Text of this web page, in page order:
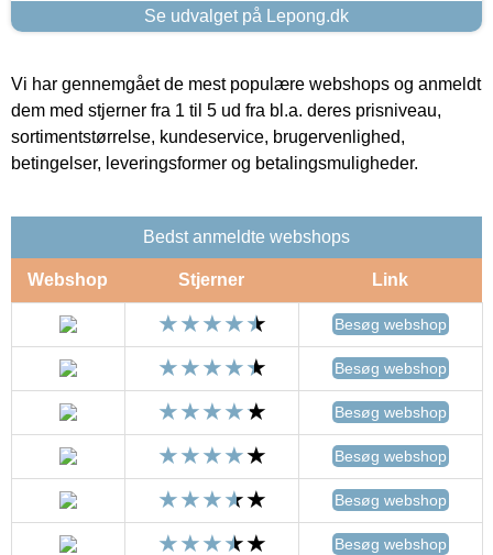
Se udvalget på Lepong.dk
Vi har gennemgået de mest populære webshops og anmeldt
dem med stjerner fra 1 til 5 ud fra bl.a. deres prisniveau,
sortimentstørrelse, kundeservice, brugervenlighed,
betingelser, leveringsformer og betalingsmuligheder.
Bedst anmeldte webshops
Webshop Stjerner Link
Besøg webshop
Besøg webshop
Besøg webshop
Besøg webshop
Besøg webshop
Besøg webshop